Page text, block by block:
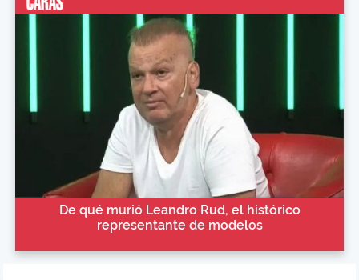
De qué murió Leandro Rud, el histórico
representante de modelos